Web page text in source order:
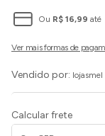
Ou R$ 16,99 até
Vendido por: lojasmel
Calcular frete